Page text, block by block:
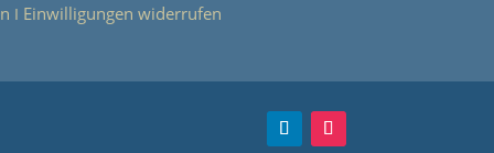
Ι Einwilligungen widerrufen